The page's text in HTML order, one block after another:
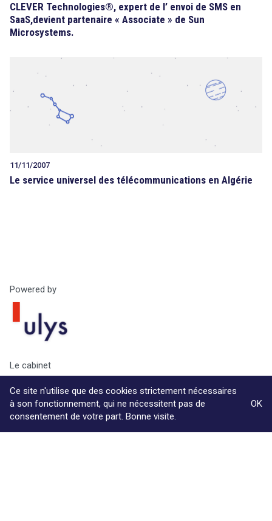
CLEVER Technologies®, expert de l’ envoi de SMS en
SaaS,devient partenaire « Associate » de Sun
Microsystems.
11/11/2007
Le service universel des télécommunications en Algérie
Powered by
Le cabinet
Ouvrages & Conférences
Contact
Ce site n'utilise que des cookies strictement nécessaires
à son fonctionnement, qui ne nécessitent pas de
consentement de votre part. Bonne visite.
OK